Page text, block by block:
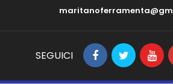
SEGUICI